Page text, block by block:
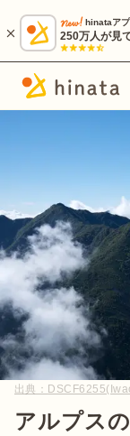
hinataアプ
250万人が見
出典：
アルプス